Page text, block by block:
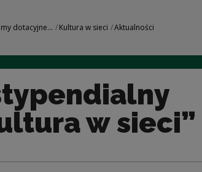
dotacyjne... Kultura w sieci
Aktualności
w sieci”